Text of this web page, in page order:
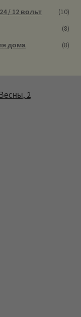
/ 12 вольт
(10)
(8)
дома
(8)
2